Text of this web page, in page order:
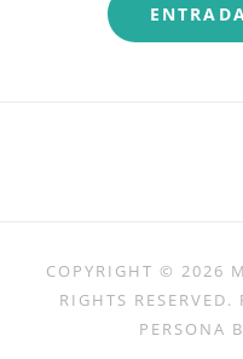
entradas
COPYRIGHT © 2026
RIGHTS RESERVED.
PERSONA